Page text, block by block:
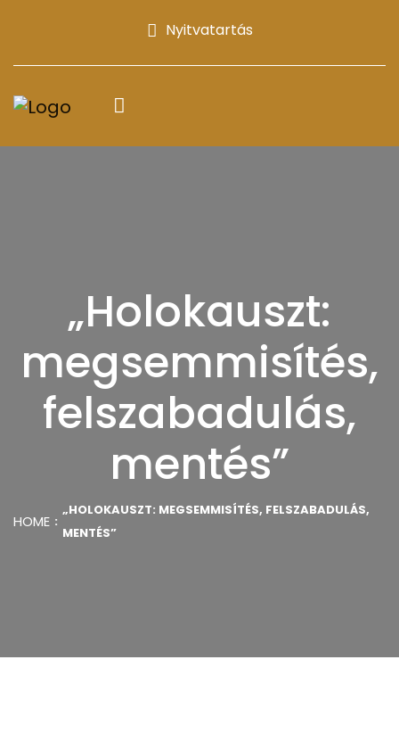
Nyitvatartás
„Holokauszt:
megsemmisítés,
felszabadulás,
mentés”
HOME
„HOLOKAUSZT: MEGSEMMISÍTÉS, FELSZABADULÁS,
MENTÉS”